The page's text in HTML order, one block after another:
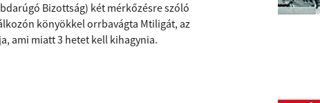
Bizottság) két mérkőzésre szóló
könyökkel orrbavágta Mtiligát, az
ami miatt 3 hetet kell kihagynia.